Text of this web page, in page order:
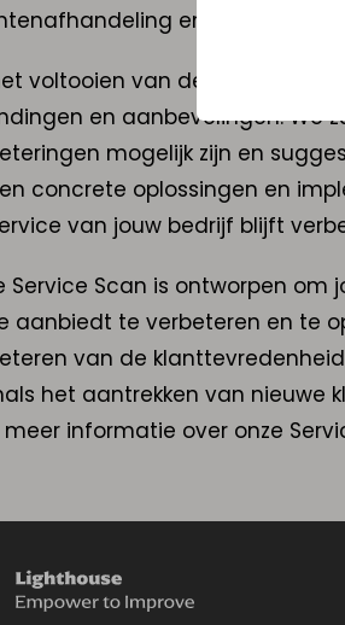
en de
voltooien van deze analyse
en aanbevelingen. We
mogelijk zijn en
concrete oplossingen en
van jouw bedrijf blijft
Service Scan is ontworpen
aanbiedt te verbeteren en te
van de
het aantrekken van nieuwe
informatie over onze